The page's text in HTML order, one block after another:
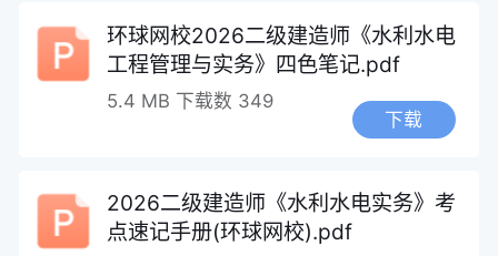
环球网校2026二级建造师《水利水电
工程管理与实务》四色笔记.pdf
5.4 MB 下载数 349
下载
2026二级建造师《水利水电实务》考
点速记手册(环球网校).pdf